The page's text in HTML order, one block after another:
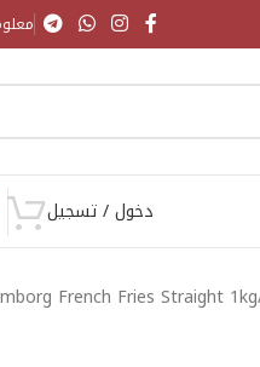
دخول / تسجيل
French Fries Straight 1kg